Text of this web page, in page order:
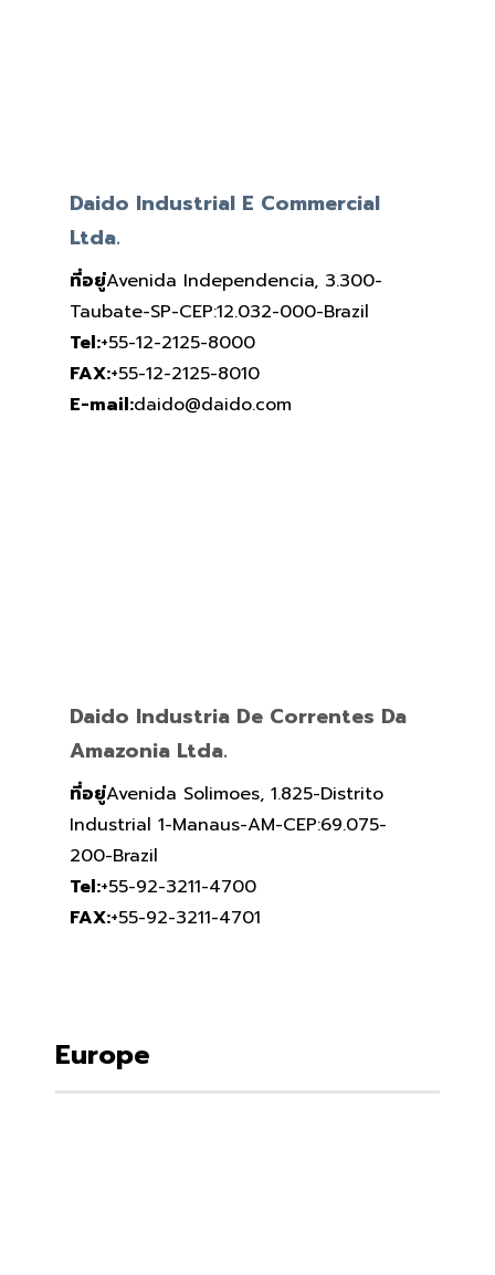
Daido Industrial E Commercial
Ltda.
ที่อยู่Avenida Independencia, 3.300-
Taubate-SP-CEP:12.032-000-Brazil
Tel:+55-12-2125-8000
FAX:+55-12-2125-8010
E-mail:daido@daido.com
Daido Industria De Correntes Da
Amazonia Ltda.
ที่อยู่Avenida Solimoes, 1.825-Distrito
Industrial 1-Manaus-AM-CEP:69.075-
200-Brazil
Tel:+55-92-3211-4700
FAX:+55-92-3211-4701
Europe